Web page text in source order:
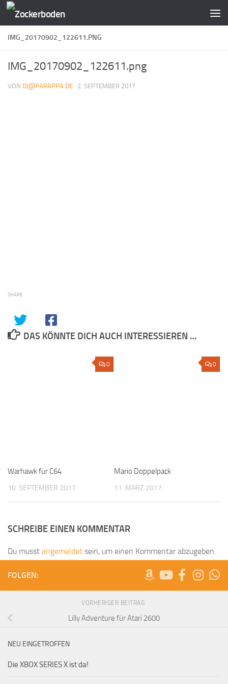
Zum Inhalt springen
IMG_20170902_122611.PNG
IMG_20170902_122611.png
VON DJ@PARAPPA.DE · 2. SEPTEMBER 2017
SHARE
DAS KÖNNTE DICH AUCH INTERESSIEREN …
0
Warhawk für C64
10. SEPTEMBER 2017
0
Mario Doppelpack
11. MÄRZ 2017
SCHREIBE EINEN KOMMENTAR
Du musst angemeldet sein, um einen Kommentar abzugeben.
FOLGEN:
VORHERIGER BEITRAG
Lilly Adventure für Atari 2600
NEU EINGETROFFEN
Die XBOX SERIES X ist da!